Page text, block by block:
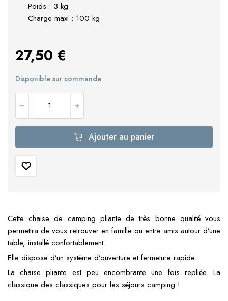
Poids : 3 kg
Charge maxi : 100 kg
27,50 €
Disponible sur commande
Ajouter au panier
Cette chaise de camping pliante de très bonne qualité vous
permettra de vous retrouver en famille ou entre amis autour d’une
table, installé confortablement.
Elle dispose d’un système d’ouverture et fermeture rapide.
La chaise pliante est peu encombrante une fois repliée. La
classique des classiques pour les séjours camping !